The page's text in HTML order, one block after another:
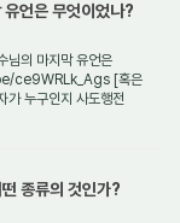
언은 무엇이었나?
님의 마지막 유언은
ce9WRLk_Ags [혹은
누구인지 사도행전
종류의 것인가?